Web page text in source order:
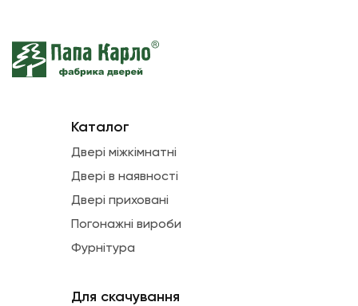
Каталог
Двері міжкімнатні
Двері в наявності
Двері приховані
Погонажні вироби
Фурнітура
Для скачування